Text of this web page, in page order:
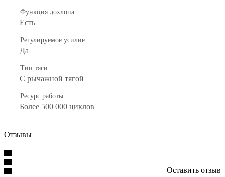
Функция дохлопа
Есть
Регулируемое усилие
Да
Тип тяги
С рычажной тягой
Ресурс работы
Более 500 000 циклов
Отзывы
Оставить отзыв